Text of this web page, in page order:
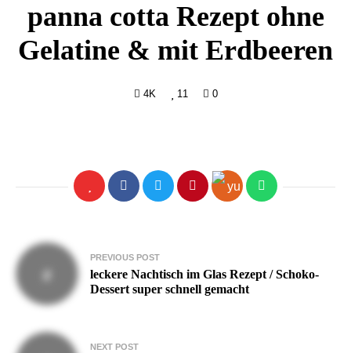
panna cotta Rezept ohne
Gelatine & mit Erdbeeren
4K 11 0
Beitragsnavigation
PREVIOUS POST
leckere Nachtisch im Glas Rezept / Schoko-
Dessert super schnell gemacht
NEXT POST